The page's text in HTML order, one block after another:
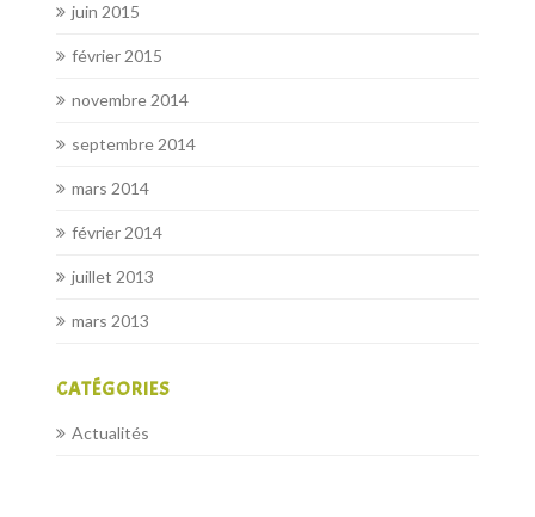
juin 2015
février 2015
novembre 2014
septembre 2014
mars 2014
février 2014
juillet 2013
mars 2013
CATÉGORIES
Actualités